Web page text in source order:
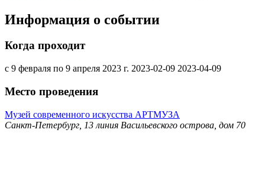
Информация о событии
Когда проходит
с 9 февраля по 9 апреля 2023 г. 2023-02-09 2023-04-09
Место проведения
Музей современного искусства АРТМУЗА
Санкт-Петербург, 13 линия Васильевского острова, дом 70